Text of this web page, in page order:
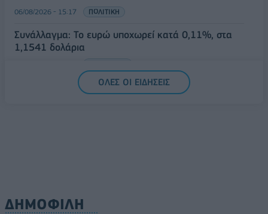
06/08/2026 - 15:17 ΠΟΛΙΤΙΚΗ
Συνάλλαγμα: Το ευρώ υποχωρεί κατά 0,11%, στα
1,1541 δολάρια
ΟΛΕΣ ΟΙ ΕΙΔΗΣΕΙΣ
ΔΗΜΟΦΙΛΗ